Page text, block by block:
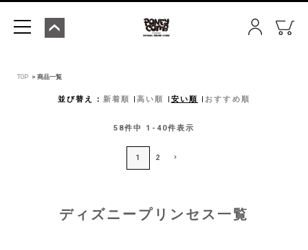
TOP 商品一覧
並び替え 新着順 高い順 安い順 おすすめ順
58件中 1 - 40件表示
1 2
ディズニープリンセス一覧